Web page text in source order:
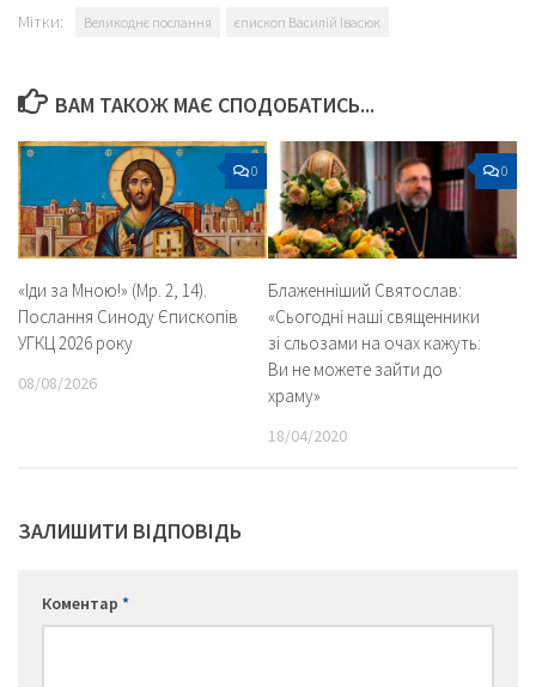
Мітки: Великоднє послання єпископ Василій Івасюк
ВАМ ТАКОЖ МАЄ СПОДОБАТИСЬ...
0
«Іди за Мною!» (Мр. 2, 14).
Послання Синоду Єпископів
УГКЦ 2026 року
08/08/2026
0
Блаженніший Святослав:
«Сьогодні наші священники
зі сльозами на очах кажуть:
Ви не можете зайти до
храму»
18/04/2020
ЗАЛИШИТИ ВІДПОВІДЬ
Коментар *